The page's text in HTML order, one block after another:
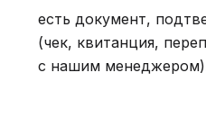
есть документ,
(чек, квитанция,
с нашим